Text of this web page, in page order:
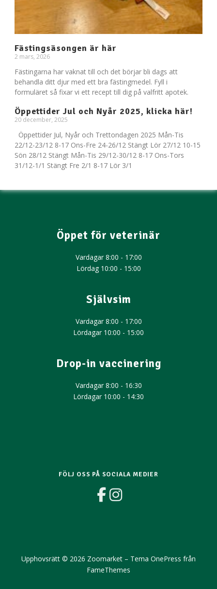
Fästingsäsongen är här
2 mars, 2026
Fästingarna har vaknat till och det börjar bli dags att
behandla ditt djur med ett bra fästingmedel. Fyll i
formuläret så fixar vi ett recept till dig på valfritt apotek.
Öppettider Jul och Nyår 2025, klicka här!
20 december, 2025
Öppettider Jul, Nyår och Trettondagen 2025 Mån-Tis
22/12-23/12 8-17 Ons-Fre 24-26/12 Stängt Lör 27/12 10-15
Sön 28/12 Stängt Mån-Tis 29/12-30/12 8-17 Ons-Tors
31/12-1/1 Stängt Fre 2/1 8-17 Lör 3/1
Öppet för veterinär
Vardagar 8:00 - 17:00
Lördag 10:00 - 15:00​
Självsim
Vardagar 8:00 - 17:00
Lördagar 10:00 - 15:00
Drop-in vaccinering
Vardagar 8:00 - 16:30​
Lördagar 10:00 - 14:30
FÖLJ OSS PÅ SOCIALA MEDIER
Upphovsrätt © 2026 Zoomarket – Tema OnePress från
FameThemes